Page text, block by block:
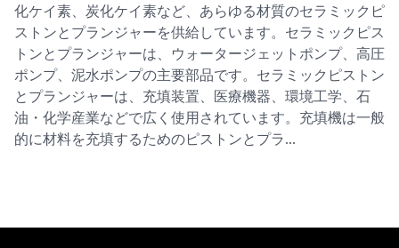
化ケイ素、炭化ケイ素など、あらゆる材質のセラミックピ
ストンとプランジャーを供給しています。セラミックピス
トンとプランジャーは、ウォータージェットポンプ、高圧
ポンプ、泥水ポンプの主要部品です。セラミックピストン
とプランジャーは、充填装置、医療機器、環境工学、石
油・化学産業などで広く使用されています。充填機は一般
的に材料を充填するためのピストンとプラ…